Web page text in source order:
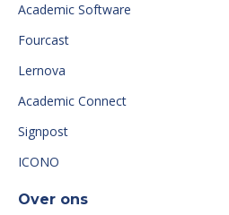
Academic Software
Fourcast
Lernova
Academic Connect
Signpost
ICONO
Over ons